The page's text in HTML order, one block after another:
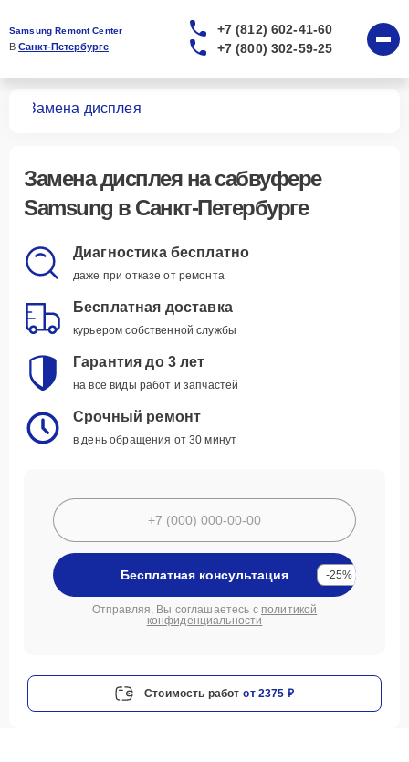
Samsung Remont Center
В Санкт-Петербурге
+7 (812) 602-41-60
+7 (800) 302-59-25
Замена дисплея
Замена дисплеяна сабвуфере
Samsung в Санкт-Петербурге
Диагностика бесплатно
даже при отказе от ремонта
Бесплатная доставка
курьером собственной службы
Гарантия до 3 лет
на все виды работ и запчастей
Срочный ремонт
в день обращения от 30 минут
Бесплатная консультация -25%
Отправляя, Вы соглашаетесь с политикой
конфиденциальности
Стоимость работ от 2375 ₽